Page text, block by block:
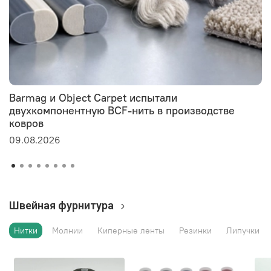
Barmag и Object Carpet испытали
двухкомпонентную BCF-нить в производстве
ковров
09.08.2026
Швейная фурнитура
Нитки Молнии Киперные ленты Резинки Липучки